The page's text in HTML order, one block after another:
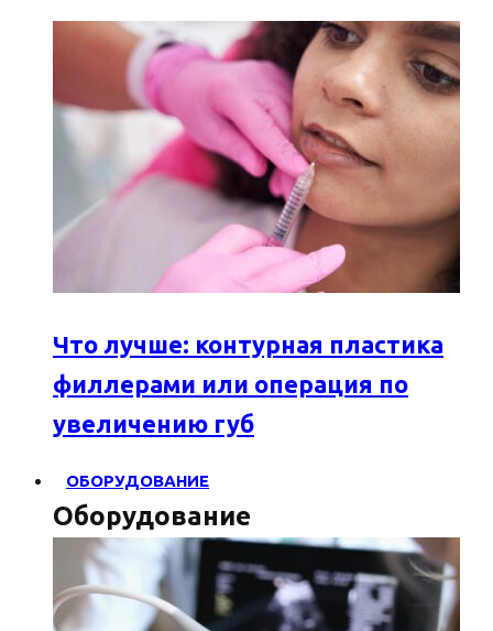
Что лучше: контурная пластика
филлерами или операция по
увеличению губ
ОБОРУДОВАНИЕ
Оборудование